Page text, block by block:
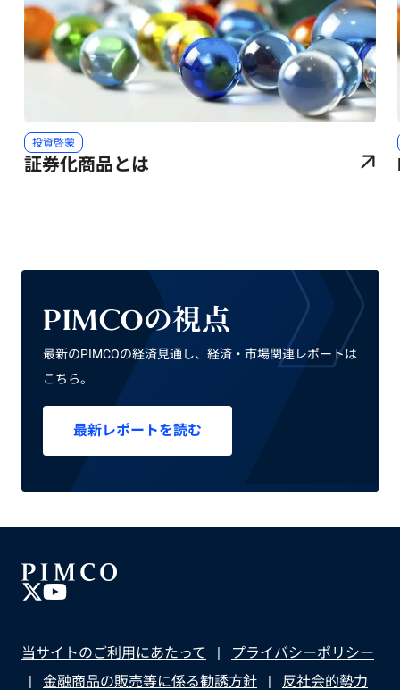
投資啓蒙
証券化商品とは
PIMCOの視点
最新のPIMCOの経済見通し、経済・市場関連レポートは
こちら。
最新レポートを読む
当サイトのご利用にあたって
プライバシーポリシー
金融商品の販売等に係る勧誘方針
反社会的勢力